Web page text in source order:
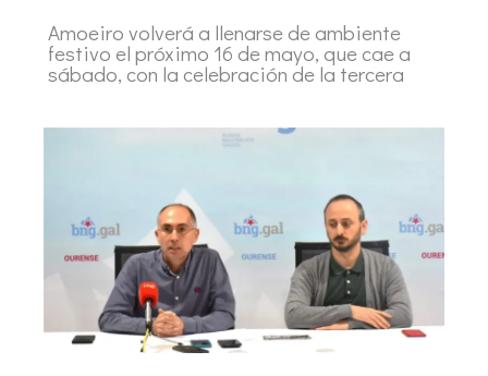
Amoeiro volverá a llenarse de ambiente
festivo el próximo 16 de mayo, que cae a
sábado, con la celebración de la tercera